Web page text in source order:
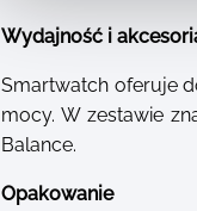
Wydajność i
Smartwatch oferuje
mocy. W zestawie
Balance.
Opakowanie